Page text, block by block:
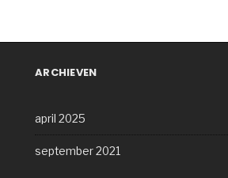
ARCHIEVEN
april 2025
september 2021